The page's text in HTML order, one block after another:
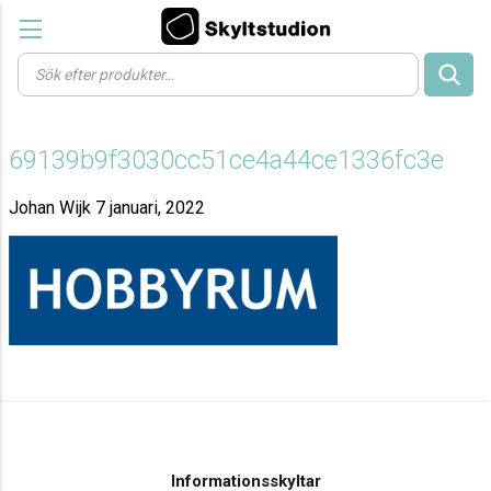
Products
search
69139b9f3030cc51ce4a44ce1336fc3e
Johan Wijk 7 januari, 2022
Informationsskyltar